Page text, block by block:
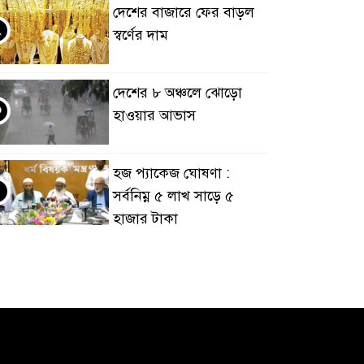
দেশের বাজারে ফের বাড়ল
স্বর্ণের দাম
দেশের ৮ অঞ্চলে ঝোড়ো
হাওয়ার আভাস
হজ প্যাকেজ ঘোষণা :
সর্বনিম্ন ৫ লাখ সাড়ে ৫
হাজার টাকা
বিশ্বরেকর্ড গড়ল স্পেন